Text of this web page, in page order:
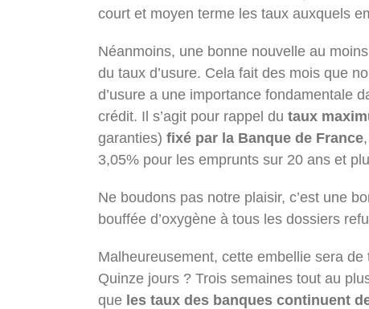
court et moyen terme les taux auxquels
Néanmoins, une bonne nouvelle au
du taux d’usure. Cela fait des mois que
d’usure a une importance fondamentale
crédit. Il s’agit pour rappel du taux
garanties) fixé par la Banque de France
3,05% pour les emprunts sur 20 ans et
Ne boudons pas notre plaisir, c’est une
bouffée d’oxygène à tous les dossiers
Malheureusement, cette embellie sera
Quinze jours ? Trois semaines tout au
que les taux des banques continuent